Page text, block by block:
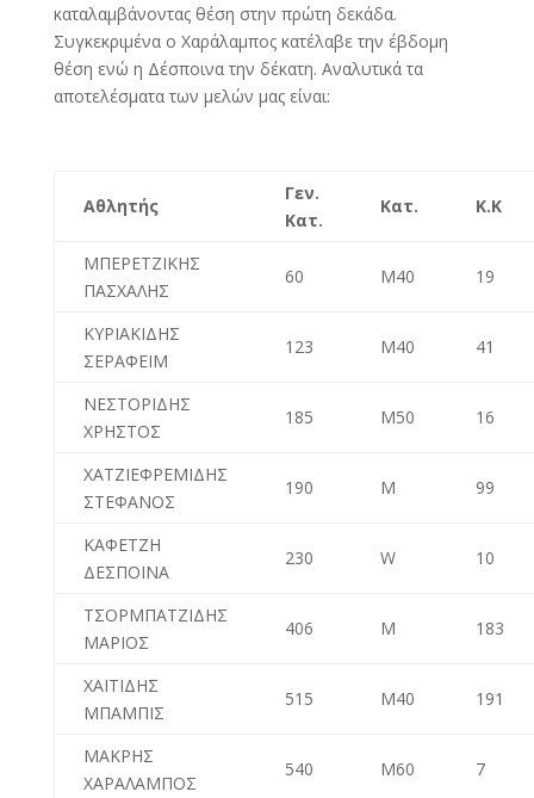
καταλαμβάνοντας θέση στην πρώτη δεκάδα.
Συγκεκριμένα ο Χαράλαμπος κατέλαβε την έβδομη
θέση ενώ η Δέσποινα την δέκατη. Αναλυτικά τα
αποτελέσματα των μελών μας είναι:
Αθλητής
Γεν.
Κατ.
Κατ. Κ.Κ
ΜΠΕΡΕΤΖΙΚΗΣ
ΠΑΣΧΑΛΗΣ
60 M40 19
ΚΥΡΙΑΚΙΔΗΣ
ΣΕΡΑΦΕΙΜ
123 M40 41
ΝΕΣΤΟΡΙΔΗΣ
ΧΡΗΣΤΟΣ
185 M50 16
ΧΑΤΖΙΕΦΡΕΜΙΔΗΣ
ΣΤΕΦΑΝΟΣ
190 Μ 99
ΚΑΦΕΤΖΗ
ΔΕΣΠΟΙΝΑ
230 W 10
ΤΣΟΡΜΠΑΤΖΙΔΗΣ
ΜΑΡΙΟΣ
406 Μ 183
ΧΑΙΤΙΔΗΣ
ΜΠΑΜΠΙΣ
515 M40 191
ΜΑΚΡΗΣ
ΧΑΡΑΛΑΜΠΟΣ
540 M60 7